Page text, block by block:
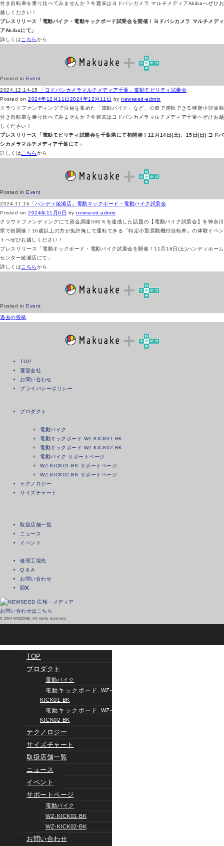
付き自転車を乗り比べてみませんか？今週末はヨドバシカメラ マルチメディアAkibaへぜひお
越しください！
プレスリリース「電動バイク・電動キックボード試乗会を開催！ヨドバシカメラ マルチメディ
アAkibaにて」
詳しくは こちらから
Posted in Event
2024.12.14-15
「ヨドバシカメラマルチメディア千葉」電動モビリティ試乗会
Posted on 2024年12月11日 2024年12月11日 by newseed-admin
クラウドファンディングで注目を集めた「電動バイク」など、公道で運転できる特定小型原動
付き自転車を乗り比べてみませんか？今週末はヨドバシカメラマルチメディア千葉へぜひお越
しください！
プレスリリース「電動モビリティ試乗会を千葉県にて初開催！12月14日(土)、15日(日) ヨドバ
シカメラマルチメディア千葉にて」
詳しくは こちらから
Posted in Event
2024.11.16 「ハンディ綾瀬店」電動キックボード・電動バイク試乗会
Posted on 2024年11月6日 by newseed-admin
クラウドファンディングにて資金調達500％を達成した話題の【電動バイク試乗会】を神奈川
県で初開催！16歳以上の方が免許無しで運転できる「特定小型原動機付自転車」の体験イベン
トへぜひお越しください！
プレスリリース「電動キックボード・電動バイク試乗会を開催！11月16日(土)ハンディホーム
センター綾瀬店にて」
詳しくは こちらから
Posted in Event
投
過去の投稿
TOP
運営会社
お問い合わせ
プライバシーポリシー
プロダクト
電動バイク
電動キックボード WZ-KICK01-BK
電動キックボード WZ-KICK02-BK
電動バイク サポートページ
WZ-KICK01-BK サポートページ
WZ-KICK02-BK サポートページ
テクノロジー
サイズチャート
取扱店舗一覧
ニュース
イベント
修理工場先
Q & A
お問い合わせ
広報・メディア
お問い合わせはこちら
© 2024 WEZONE. All rights reserved.
TOP
プロダクト
電動バイク
電動キックボード WZ-
KICK01-BK
電動キックボード WZ-
KICK02-BK
テクノロジー
サイズチャート
取扱店舗一覧
ニュース
イベント
サポートページ
電動バイク
WZ-KICK01-BK
WZ-KICK02-BK
お問い合わせ